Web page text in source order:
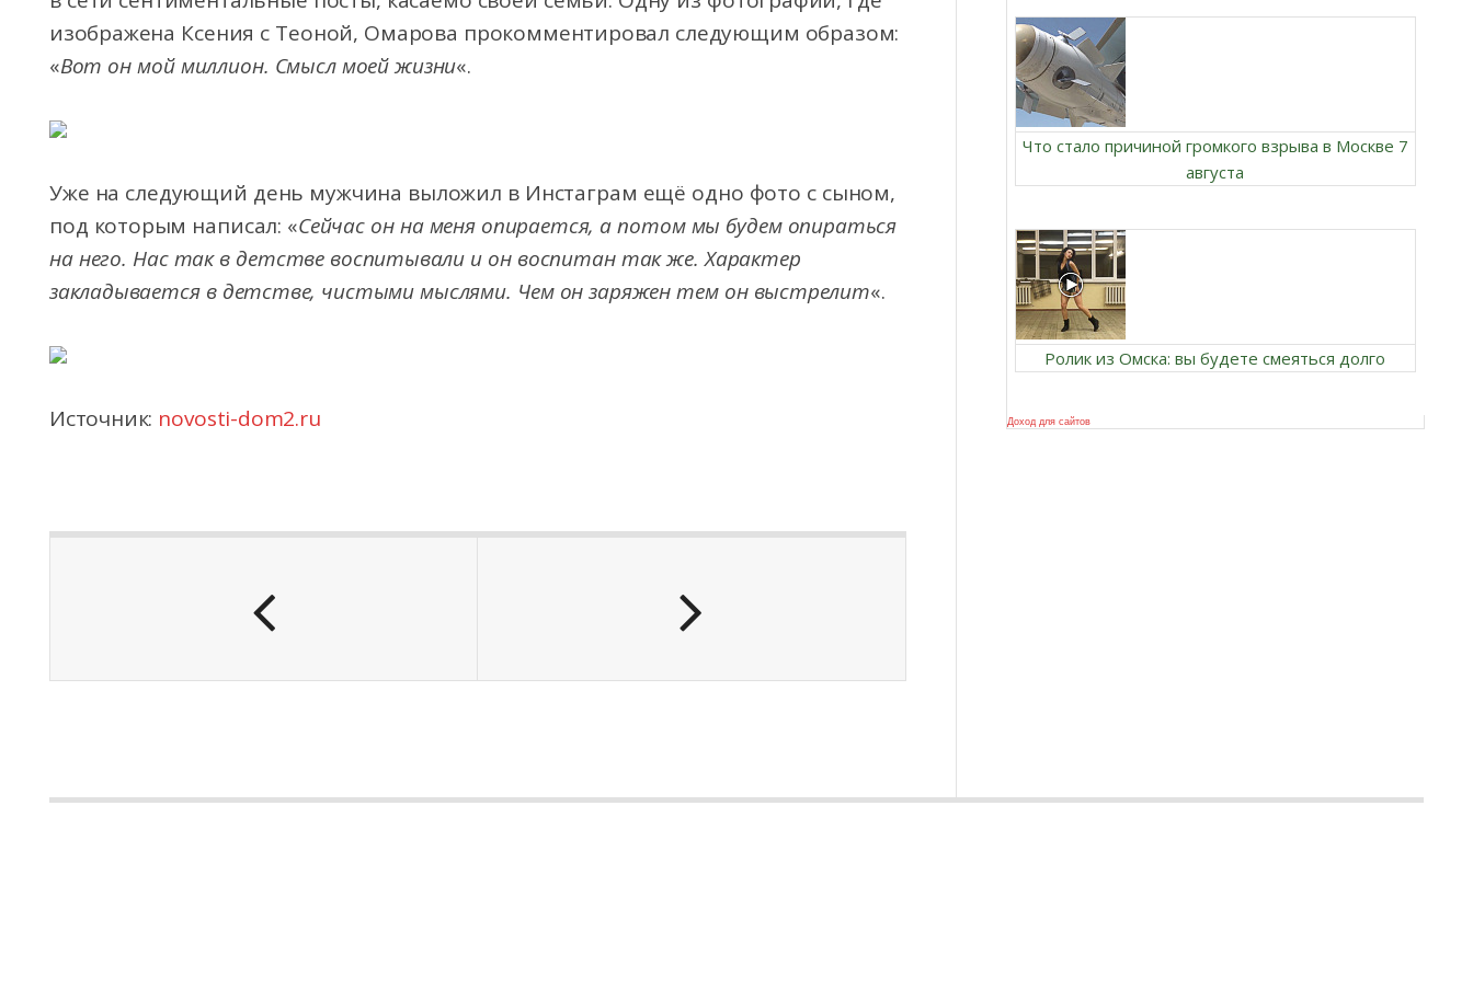
изображена Ксения с Теоной, Омарова прокомментировал следующим образом:
«Вот он мой миллион. Смысл моей жизни«.
Уже на следующий день мужчина выложил в Инстаграм ещё одно фото с сыном,
под которым написал: «Сейчас он на меня опирается, а потом мы будем опираться
на него. Нас так в детстве воспитывали и он воспитан так же. Характер
закладывается в детстве, чистыми мыслями. Чем он заряжен тем он выстрелит«.
Источник: novosti-dom2.ru
Что стало причиной громкого взрыва в Москве 7
августа
Ролик из Омска: вы будете смеяться долго
Доход для сайтов